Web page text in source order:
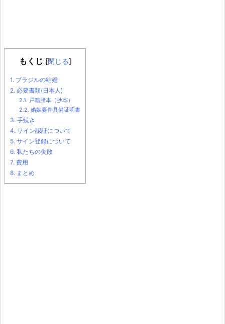
もくじ [閉じる]
1. ブラジルの結婚
2. 必要書類(日本人)
2.1. 戸籍謄本（抄本）
2.2. 婚姻要件具備証明書
3. 手続き
4. サイン認証について
5. サイン登録について
6. 私たちの失敗
7. 費用
8. まとめ